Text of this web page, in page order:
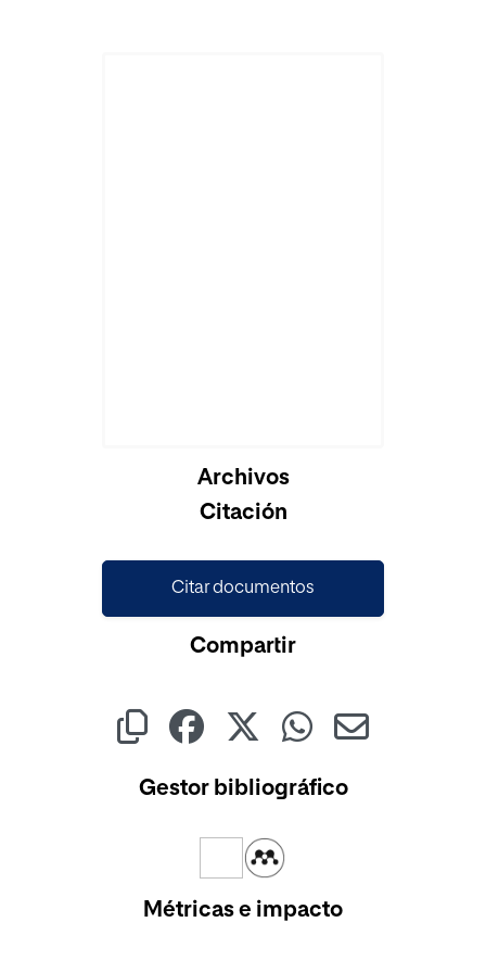
Archivos
Citación
Citar documentos
Compartir
Gestor bibliográfico
Métricas e impacto